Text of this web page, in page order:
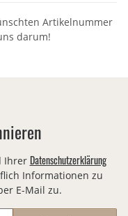
Artikelnummer
darum!
Ihrer Datenschutzerklärung
Informationen zu
E-Mail zu.